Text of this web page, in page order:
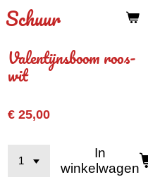
Valentijnsboom roos-
wit
€ 25,00
In
winkelwagen